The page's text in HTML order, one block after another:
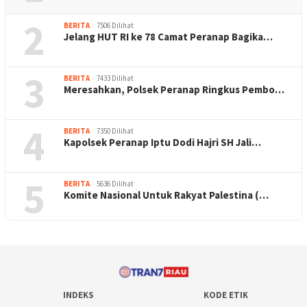
2
BERITA 7506 Dilihat
Jelang HUT RI ke 78 Camat Peranap Bagika…
3 BERITA 7433 Dilihat
Meresahkan, Polsek Peranap Ringkus Pembo…
4 BERITA 7350 Dilihat
Kapolsek Peranap Iptu Dodi Hajri SH Jali…
5 BERITA 5636 Dilihat
Komite Nasional Untuk Rakyat Palestina (…
INDEKS KODE ETIK